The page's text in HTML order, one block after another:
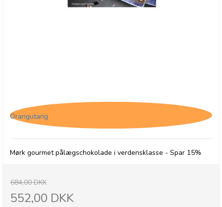
Orangutang
Mørk gourmet pålægschokolade i verdensklasse - Spar 15%
684,00 DKK
552,00 DKK